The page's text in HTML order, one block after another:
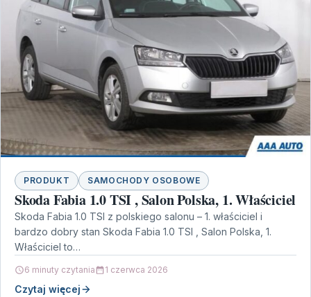
PRODUKT SAMOCHODY OSOBOWE
Skoda Fabia 1.0 TSI , Salon Polska, 1. Właściciel
Skoda Fabia 1.0 TSI z polskiego salonu – 1. właściciel i
bardzo dobry stan Skoda Fabia 1.0 TSI , Salon Polska, 1.
Właściciel to…
6 minuty czytania 1 czerwca 2026
Czytaj więcej